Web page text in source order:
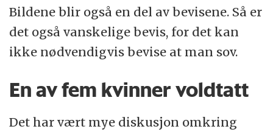
Bildene blir også en del av bevisene. Så er
det også vanskelige bevis, for det kan
ikke nødvendigvis bevise at man sov.
En av fem kvinner voldtatt
Det har vært mye diskusjon omkring